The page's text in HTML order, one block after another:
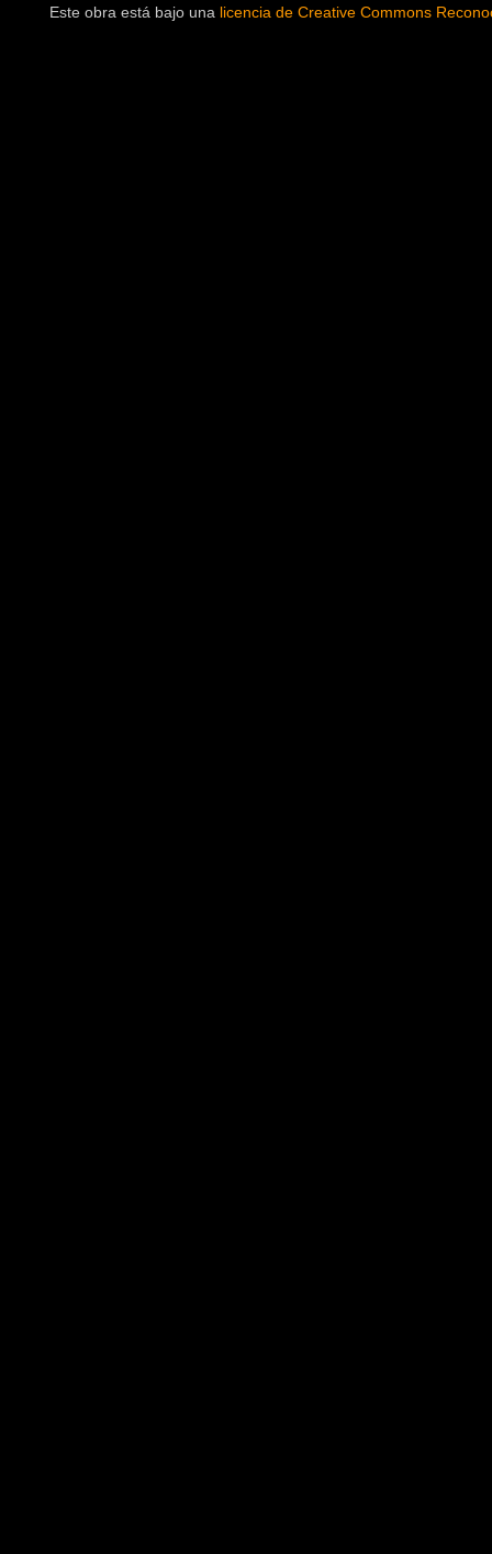
Este obra está bajo una licencia de Creative Commons